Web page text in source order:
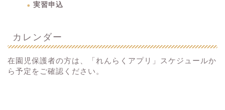
実習申込
カレンダー
在園児保護者の方は、「れんらくアプリ」スケジュールか
ら予定をご確認ください。